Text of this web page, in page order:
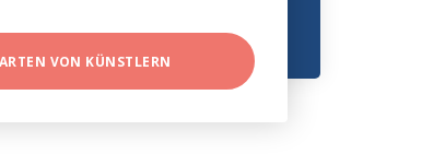
VON KÜNSTLERN